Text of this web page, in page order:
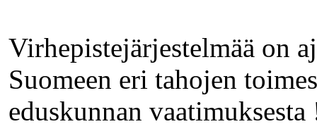
Virhepistejärjestelmää on
Suomeen eri tahojen
eduskunnan